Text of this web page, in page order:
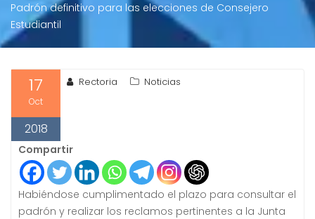
Padrón definitivo para las elecciones de Consejero
Estudiantil
17
Oct
2018
Rectoria Noticias
Compartir
Habiéndose cumplimentado el plazo para consultar el
padrón y realizar los reclamos pertinentes a la Junta